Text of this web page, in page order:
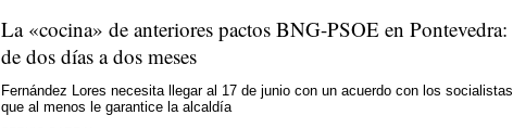
La «cocina» de anteriores pactos BNG-PSOE en Pontevedra:
de dos días a dos meses
Fernández Lores necesita llegar al 17 de junio con un acuerdo con los socialistas
que al menos le garantice la alcaldía